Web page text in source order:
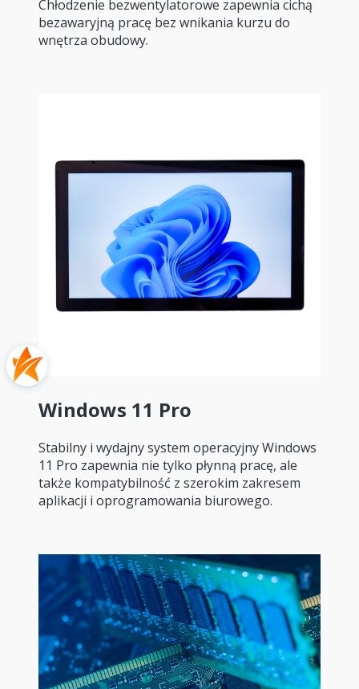
Chłodzenie bezwentylatorowe zapewnia cichą
bezawaryjną pracę bez wnikania kurzu do
wnętrza obudowy.
Windows 11 Pro
Stabilny i wydajny system operacyjny Windows
11 Pro zapewnia nie tylko płynną pracę, ale
także kompatybilność z szerokim zakresem
aplikacji i oprogramowania biurowego.